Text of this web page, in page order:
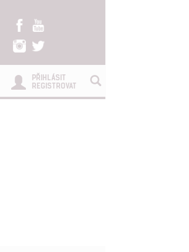
PŘIHLÁSIT
REGISTROVAT